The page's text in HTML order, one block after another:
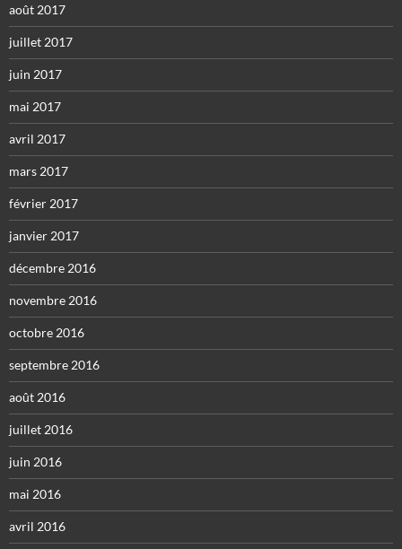
août 2017
juillet 2017
juin 2017
mai 2017
avril 2017
mars 2017
février 2017
janvier 2017
décembre 2016
novembre 2016
octobre 2016
septembre 2016
août 2016
juillet 2016
juin 2016
mai 2016
avril 2016